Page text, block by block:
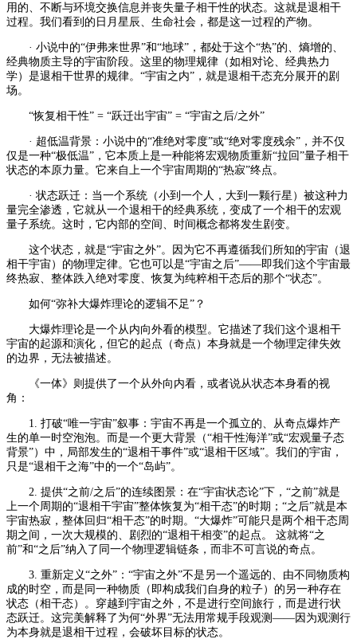
用的、不断与环境交换信息并丧失量子相干性的状态。这就是退相干
过程。我们看到的日月星辰、生命社会，都是这一过程的产物。
· 小说中的“伊弗来世界”和“地球”，都处于这个“热”的、熵增的、
经典物质主导的宇宙阶段。这里的物理规律（如相对论、经典热力
学）是退相干世界的规律。“宇宙之内”，就是退相干态充分展开的剧
场。
“恢复相干性” = “跃迁出宇宙” = “宇宙之后/之外”
· 超低温背景：小说中的“准绝对零度”或“绝对零度残余”，并不仅
仅是一种“极低温”，它本质上是一种能将宏观物质重新“拉回”量子相干
状态的本原力量。它来自上一个宇宙周期的“热寂”终点。
· 状态跃迁：当一个系统（小到一个人，大到一颗行星）被这种力
量完全渗透，它就从一个退相干的经典系统，变成了一个相干的宏观
量子系统。这时，它内部的空间、时间概念都将发生剧变。
这个状态，就是“宇宙之外”。因为它不再遵循我们所知的宇宙（退
相干宇宙）的物理定律。它也可以是“宇宙之后”——即我们这个宇宙最
终热寂、整体跌入绝对零度、恢复为纯粹相干态后的那个“状态”。
如何“弥补大爆炸理论的逻辑不足”？
大爆炸理论是一个从内向外看的模型。它描述了我们这个退相干
宇宙的起源和演化，但它的起点（奇点）本身就是一个物理定律失效
的边界，无法被描述。
《一体》则提供了一个从外向内看，或者说从状态本身看的视
角：
1. 打破“唯一宇宙”叙事：宇宙不再是一个孤立的、从奇点爆炸产
生的单一时空泡泡。而是一个更大背景（“相干性海洋”或“宏观量子态
背景”）中，局部发生的“退相干事件”或“退相干区域”。我们的宇宙，
只是“退相干之海”中的一个“岛屿”。
2. 提供“之前/之后”的连续图景：在“宇宙状态论”下，“之前”就是
上一个周期的“退相干宇宙”整体恢复为“相干态”的时期；“之后”就是本
宇宙热寂，整体回归“相干态”的时期。“大爆炸”可能只是两个相干态周
期之间，一次大规模的、剧烈的“退相干相变”的起点。 这就将“之
前”和“之后”纳入了同一个物理逻辑链条，而非不可言说的奇点。
3. 重新定义“之外”：“宇宙之外”不是另一个遥远的、由不同物质构
成的时空，而是同一种物质（即构成我们自身的粒子）的另一种存在
状态（相干态）。穿越到宇宙之外，不是进行空间旅行，而是进行状
态跃迁。这完美解释了为何“外界”无法用常规手段观测——因为观测行
为本身就是退相干过程，会破坏目标的状态。